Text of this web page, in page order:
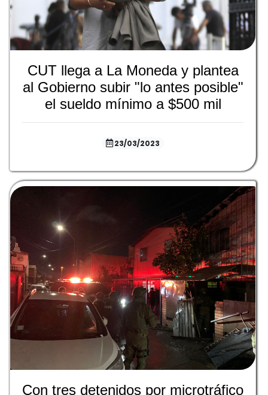
CUT llega a La Moneda y plantea
al Gobierno subir "lo antes posible"
el sueldo mínimo a $500 mil
23/03/2023
Con tres detenidos por microtráfico